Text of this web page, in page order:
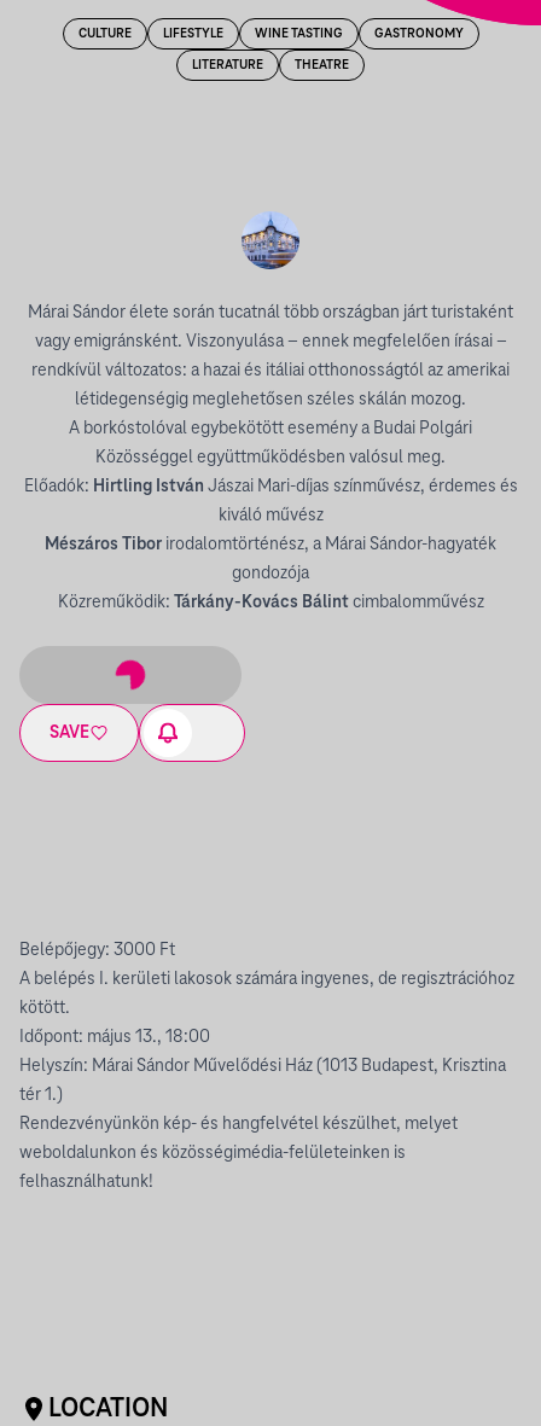
CULTURE LIFESTYLE WINE TASTING GASTRONOMY
LITERATURE THEATRE
Márai Sándor élete során tucatnál több országban járt turistaként
vagy emigránsként. Viszonyulása – ennek megfelelően írásai –
rendkívül változatos: a hazai és itáliai otthonosságtól az amerikai
létidegenségig meglehetősen széles skálán mozog.
A borkóstolóval egybekötött esemény a Budai Polgári
Közösséggel együttműködésben valósul meg.
Előadók: Hirtling István Jászai Mari-díjas színművész, érdemes és
kiváló művész
Mészáros Tibor irodalomtörténész, a Márai Sándor-hagyaték
gondozója
Közreműködik: Tárkány-Kovács Bálintcimbalomművész
SAVE
Belépőjegy: 3000 Ft
A belépés I. kerületi lakosok számára ingyenes, de regisztrációhoz
kötött.
Időpont: május 13., 18:00
Helyszín: Márai Sándor Művelődési Ház (1013 Budapest, Krisztina
tér 1.)
Rendezvényünkön kép- és hangfelvétel készülhet, melyet
weboldalunkon és közösségimédia-felületeinken is
felhasználhatunk!
LOCATION